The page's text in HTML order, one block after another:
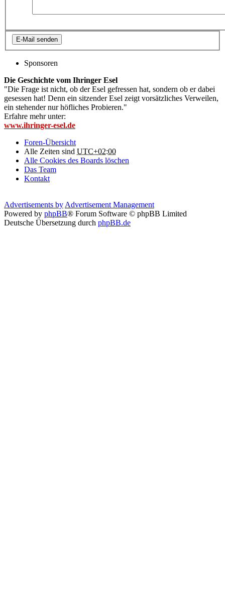
Sponsoren
Die Geschichte vom Ihringer Esel
"Die Frage ist nicht, ob der Esel gefressen hat, sondern ob er dabei
gesessen hat! Denn ein sitzender Esel zeigt vorsätzliches Verweilen,
ein stehender nur höfliches Probieren."
Erfahre mehr unter:
www.ihringer-esel.de
Foren-Übersicht
Alle Zeiten sind UTC+02:00
Alle Cookies des Boards löschen
Das Team
Kontakt
Advertisements byAdvertisement Management
Powered by phpBB® Forum Software © phpBB Limited
Deutsche Übersetzung durch phpBB.de